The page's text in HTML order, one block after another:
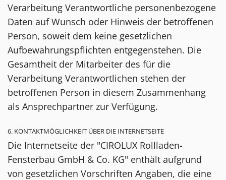
Verarbeitung Verantwortliche personenbezogene
Daten auf Wunsch oder Hinweis der betroffenen
Person, soweit dem keine gesetzlichen
Aufbewahrungspflichten entgegenstehen. Die
Gesamtheit der Mitarbeiter des für die
Verarbeitung Verantwortlichen stehen der
betroffenen Person in diesem Zusammenhang
als Ansprechpartner zur Verfügung.
6. KONTAKTMÖGLICHKEIT ÜBER DIE INTERNETSEITE
Die Internetseite der "CIROLUX Rollladen-
Fensterbau GmbH & Co. KG" enthält aufgrund
von gesetzlichen Vorschriften Angaben, die eine